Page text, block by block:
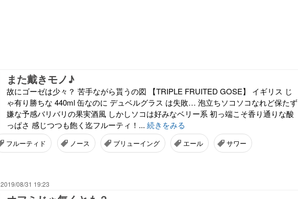
また戴きモノ♪
故にゴーゼは少々？ 苦手ながら貰うの図 【TRIPLE FRUITED GOSE】 イギリス じ
ゃ有り勝ちな 440ml 缶なのに デュベルグラス は失敗… 泡立ちソコソコなれど保たず
嫌な予感バリバリの果実酒風 しかしソコは好みなベリー系 初っ端こそ香り通りな酸
っぱさ 感じつつも飽く迄フルーティ！... 続きをみる
フルーティド ノース ブリューイング エール サワー
2019/08/31 19:23